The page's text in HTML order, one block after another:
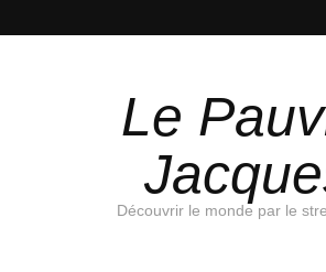
Le
Découvrir le monde par le